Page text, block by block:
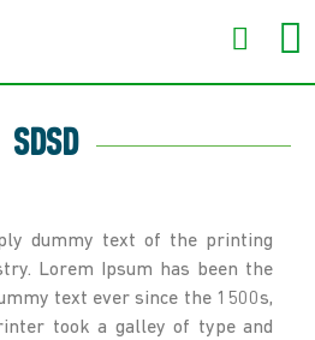
SDSD
dummy text of the printing
Lorem Ipsum has been the
text ever since the 1500s,
took a galley of type and